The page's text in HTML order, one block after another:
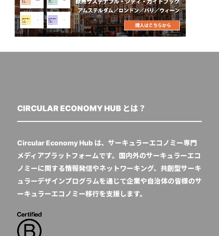
CIRCULAR ECONOMY HUB とは？
Circular Economy Hub は、サーキュラーエコノミー専門
メディアプラットフォームです。国内外のサーキュラーエコ
ノミーに関する情報発信やネットワーキング、共創型サーキ
ュラーデザインプログラムを通じて企業や自治体の皆様のサ
ーキュラーエコノミー移行を支援します。